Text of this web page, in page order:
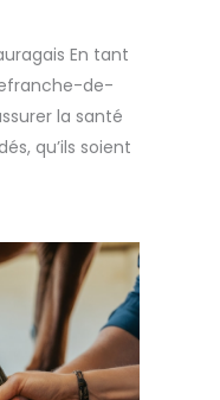
En tant
de-
la santé
qu’ils soient